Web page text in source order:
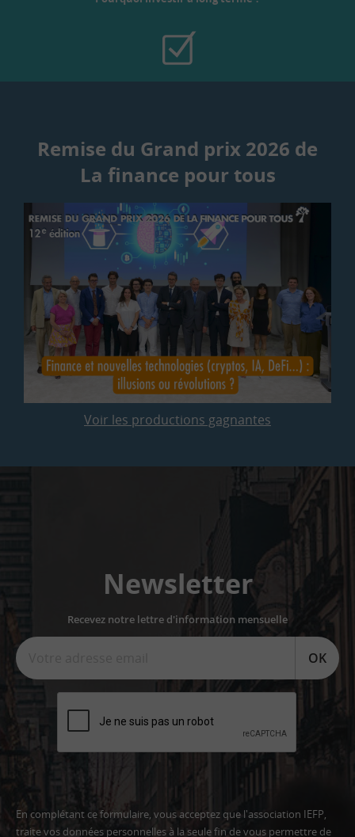
Remise du Grand prix 2026 de
La finance pour tous
Voir les productions gagnantes
Newsletter
Recevez notre lettre d'information mensuelle
OK
En complétant ce formulaire, vous acceptez que l'association IEFP,
traite vos données personnelles à la seule fin de vous permettre de